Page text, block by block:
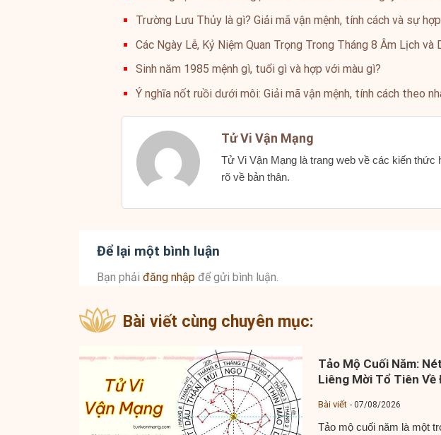
Trường Lưu Thủy là gì? Giải mã vận mệnh, tính cách và sự
Các Ngày Lễ, Kỷ Niệm Quan Trọng Trong Tháng 8 Âm Lịch và
Sinh năm 1985 mệnh gì, tuổi gì và hợp với màu gì?
Ý nghĩa nốt ruồi dưới môi: Giải mã vận mệnh, tính cách theo
Tử Vi Vận Mạng
Tử Vi Vận Mạng là trang web về các kiến
rõ về bản thân.
Để lại một bình luận
Bạn phải đăng nhập để gửi bình luận.
Bài viết cùng chuyên mục:
Tảo Mộ Cuối Năm:
Liêng Mời Tổ Tiên Về
Bài viết 07/08/2026
Tảo mộ cuối năm là một